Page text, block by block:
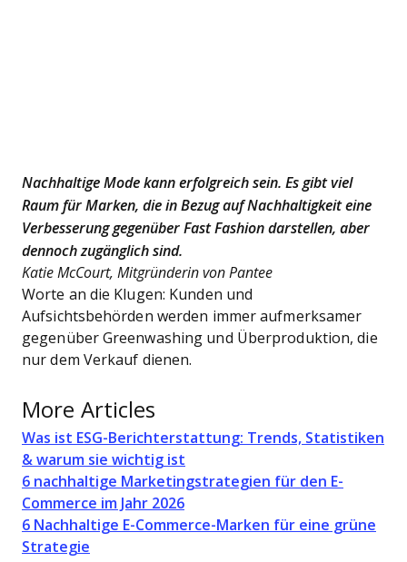
Nachhaltige Mode kann erfolgreich sein. Es gibt viel
Raum für Marken, die in Bezug auf Nachhaltigkeit eine
Verbesserung gegenüber Fast Fashion darstellen, aber
dennoch zugänglich sind.
Katie McCourt, Mitgründerin von Pantee
Worte an die Klugen: Kunden und
Aufsichtsbehörden werden immer aufmerksamer
gegenüber Greenwashing und Überproduktion, die
nur dem Verkauf dienen.
More Articles
Was ist ESG-Berichterstattung: Trends, Statistiken
& warum sie wichtig ist
6 nachhaltige Marketingstrategien für den E-
Commerce im Jahr 2026
6 Nachhaltige E-Commerce-Marken für eine grüne
Strategie